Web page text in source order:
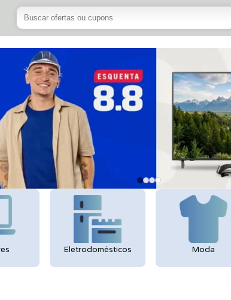
Eletrodomésticos Moda